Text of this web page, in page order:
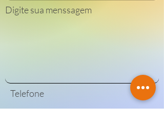
Digite sua menssagem
Telefone